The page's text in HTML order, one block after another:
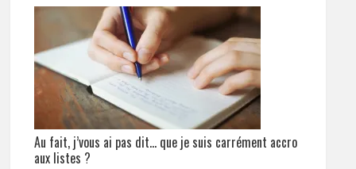
Au fait, j’vous ai pas dit… que je suis carrément accro
aux listes ?